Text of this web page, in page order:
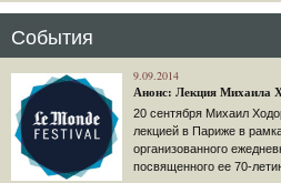
События
9.09.2014
Анонс: Лекция Михаила
20 сентября Михаил
лекцией в Париже в
организованного
посвященного ее 70-